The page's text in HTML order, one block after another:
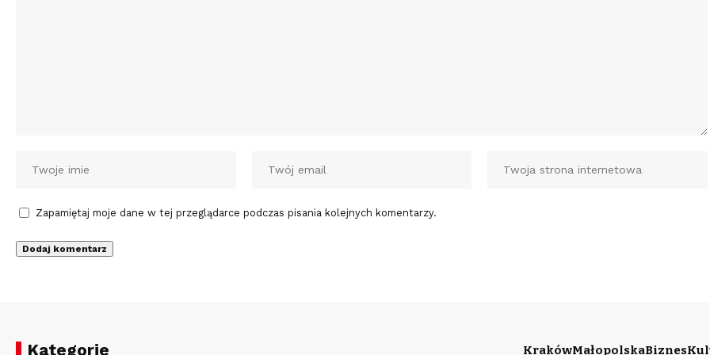
Zapamiętaj moje dane w tej przeglądarce podczas pisania kolejnych komentarzy.
Kategorie KrakówMałopolskaBiznes